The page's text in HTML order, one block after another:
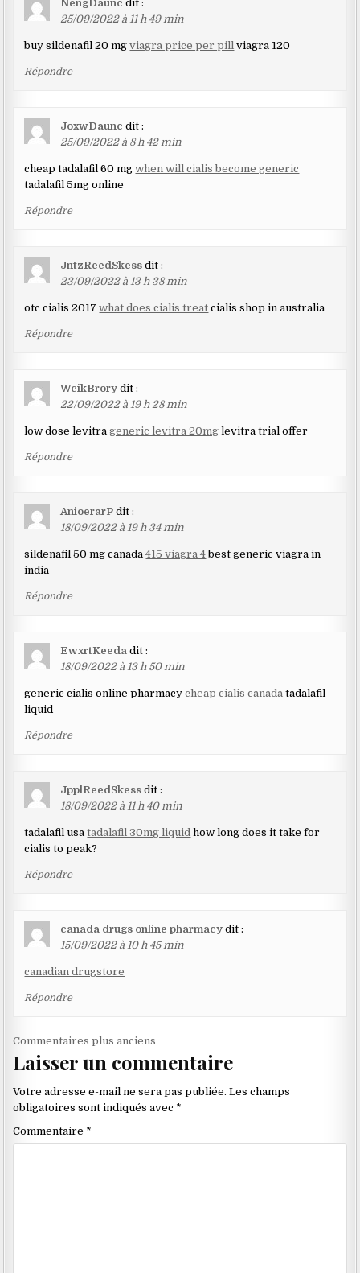
NengDaunc dit :
25/09/2022 à 11 h 49 min
buy sildenafil 20 mgviagra price per pill viagra 120
Répondre
JoxwDaunc dit :
25/09/2022 à 8 h 42 min
cheap tadalafil 60 mgwhen will cialis become generic
tadalafil 5mg online
Répondre
JntzReedSkess dit :
23/09/2022 à 13 h 38 min
otc cialis 2017what does cialis treat cialis shop in australia
Répondre
WcikBrory dit :
22/09/2022 à 19 h 28 min
low dose levitrageneric levitra 20mg levitra trial offer
Répondre
AnioerarP dit :
18/09/2022 à 19 h 34 min
sildenafil 50 mg canada415 viagra 4best generic viagra in
india
Répondre
EwxrtKeeda dit :
18/09/2022 à 13 h 50 min
generic cialis online pharmacycheap cialis canada tadalafil
liquid
Répondre
JpplReedSkess dit :
18/09/2022 à 11 h 40 min
tadalafil usatadalafil 30mg liquid how long does it take for
cialis to peak?
Répondre
canada drugs online pharmacy dit :
15/09/2022 à 10 h 45 min
canadian drugstore
Répondre
Navigation
dans
les
commentaires
Commentaires plus anciens
Laisser un commentaire
Votre adresse e-mail ne sera pas publiée. Les champs
obligatoires sont indiqués avec *
Commentaire *